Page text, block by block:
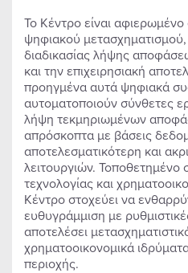
Το Κέντρο είναι
ψηφιακού
διαδικασίας λήψης
και την επιχειρησιακή
προηγμένα αυτά ψηφιακά
αυτοματοποιούν σύνθετες
λήψη τεκμηριωμένων
απρόσκοπτα με βάσεις
αποτελεσματικότερη και
λειτουργιών. Τοποθετημένο
τεχνολογίας και
Κέντρο στοχεύει να
ευθυγράμμιση με
αποτελέσει
χρηματοοικονομικά
περιοχής.